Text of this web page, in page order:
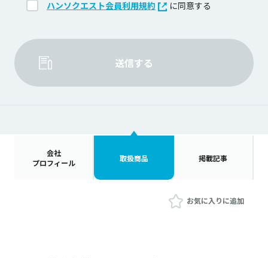
ハンソクエスト会員利用規約 に同意する
送信する
会社
プロフィール
取扱商品 掲載記事
お気に入りに追加